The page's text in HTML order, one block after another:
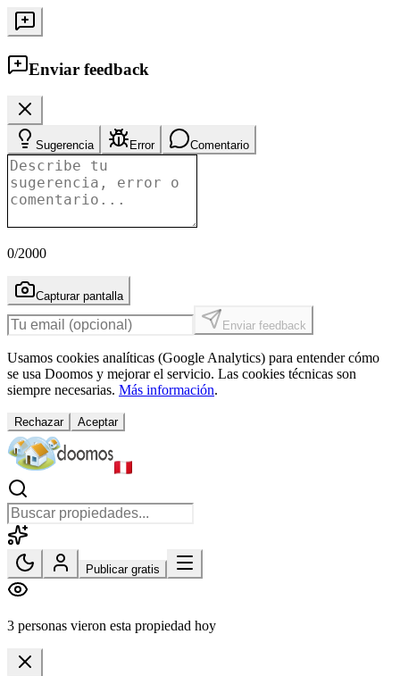
Enviar feedback
Sugerencia Error Comentario
0/2000
Capturar pantalla
Enviar feedback
Usamos cookies analíticas (Google Analytics) para entender cómo
se usa Doomos y mejorar el servicio. Las cookies técnicas son
siempre necesarias. Más información.
Rechazar Aceptar
Publicar gratis
3 personas vieron esta propiedad hoy